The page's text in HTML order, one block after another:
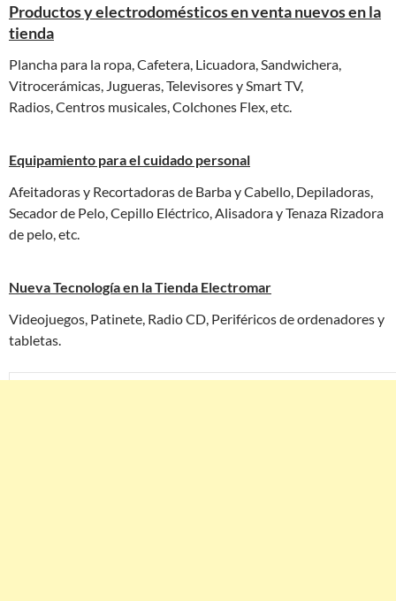
Productos y electrodomésticos en venta nuevos en la
tienda
Plancha para la ropa, Cafetera, Licuadora, Sandwichera,
Vitrocerámicas, Jugueras, Televisores y Smart TV,
Radios, Centros musicales, Colchones Flex, etc.
Equipamiento para el cuidado personal
Afeitadoras y Recortadoras de Barba y Cabello, Depiladoras,
Secador de Pelo, Cepillo Eléctrico, Alisadora y Tenaza Rizadora
de pelo, etc.
Nueva Tecnología en la Tienda Electromar
Videojuegos, Patinete, Radio CD, Periféricos de ordenadores y
tabletas.